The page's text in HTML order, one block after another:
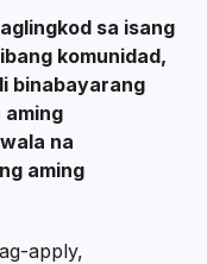
sa isang
komunidad,
binabayarang
aming
na
aming
apply,